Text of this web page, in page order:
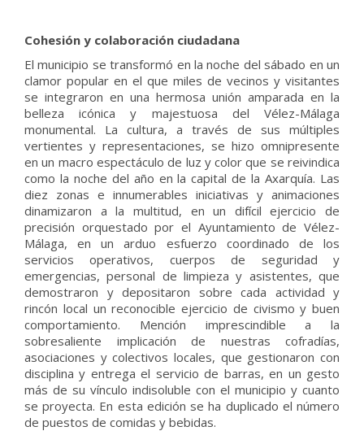
Cohesión y colaboración ciudadana
El municipio se transformó en la noche del sábado en un
clamor popular en el que miles de vecinos y visitantes
se integraron en una hermosa unión amparada en la
belleza icónica y majestuosa del Vélez-Málaga
monumental. La cultura, a través de sus múltiples
vertientes y representaciones, se hizo omnipresente
en un macro espectáculo de luz y color que se reivindica
como la noche del año en la capital de la Axarquía. Las
diez zonas e innumerables iniciativas y animaciones
dinamizaron a la multitud, en un difícil ejercicio de
precisión orquestado por el Ayuntamiento de Vélez-
Málaga, en un arduo esfuerzo coordinado de los
servicios operativos, cuerpos de seguridad y
emergencias, personal de limpieza y asistentes, que
demostraron y depositaron sobre cada actividad y
rincón local un reconocible ejercicio de civismo y buen
comportamiento. Mención imprescindible a la
sobresaliente implicación de nuestras cofradías,
asociaciones y colectivos locales, que gestionaron con
disciplina y entrega el servicio de barras, en un gesto
más de su vínculo indisoluble con el municipio y cuanto
se proyecta. En esta edición se ha duplicado el número
de puestos de comidas y bebidas.